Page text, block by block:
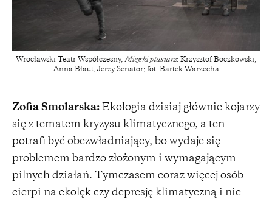
Wrocławski Teatr Współczesny, Miejski ptasiarz: Krzysztof Boczkowski,
Anna Błaut, Jerzy Senator; fot. Bartek Warzecha
Zofia Smolarska: Ekologia dzisiaj głównie kojarzy
się z tematem kryzysu klimatycznego, a ten
potrafi być obezwładniający, bo wydaje się
problemem bardzo złożonym i wymagającym
pilnych działań. Tymczasem coraz więcej osób
cierpi na ekolęk czy depresję klimatyczną i nie